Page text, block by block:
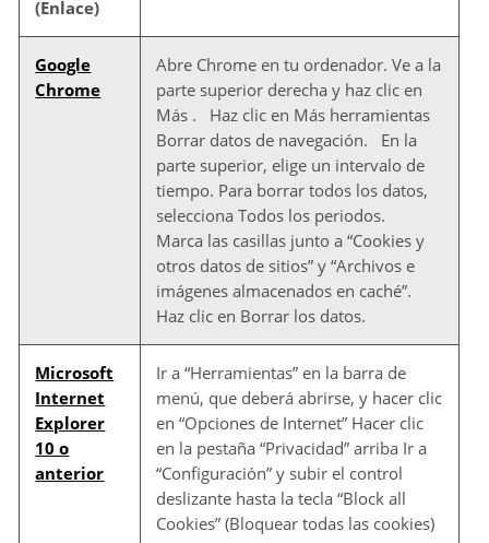
(Enlace)
Google
Chrome
Abre Chrome en tu ordenador. Ve a la
parte superior derecha y haz clic en
Más . Haz clic en Más herramientas
Borrar datos de navegación. En la
parte superior, elige un intervalo de
tiempo. Para borrar todos los datos,
selecciona Todos los periodos.
Marca las casillas junto a “Cookies y
otros datos de sitios” y “Archivos e
imágenes almacenados en caché”.
Haz clic en Borrar los datos.
Microsoft
Internet
Explorer
10 o
anterior
Ir a “Herramientas” en la barra de
menú, que deberá abrirse, y hacer clic
en “Opciones de Internet” Hacer clic
en la pestaña “Privacidad” arriba Ir a
“Configuración” y subir el control
deslizante hasta la tecla “Block all
Cookies” (Bloquear todas las cookies)